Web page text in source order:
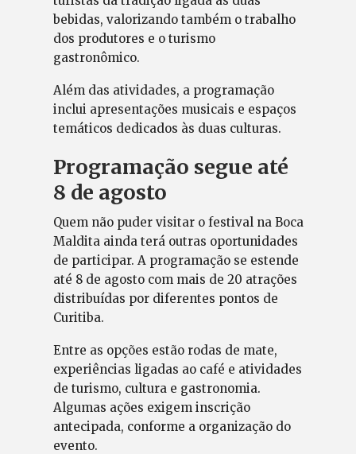
bebidas, valorizando também o trabalho
dos produtores e o turismo
gastronômico.
Além das atividades, a programação
inclui apresentações musicais e espaços
temáticos dedicados às duas culturas.
Programação segue até
8 de agosto
Quem não puder visitar o festival na Boca
Maldita ainda terá outras oportunidades
de participar. A programação se estende
até 8 de agosto com mais de 20 atrações
distribuídas por diferentes pontos de
Curitiba.
Entre as opções estão rodas de mate,
experiências ligadas ao café e atividades
de turismo, cultura e gastronomia.
Algumas ações exigem inscrição
antecipada, conforme a organização do
evento.